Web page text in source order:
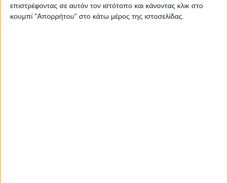
επιστρέφοντας σε αυτόν τον ιστότοπο και κάνοντας κλικ στο
κουμπί "Απορρήτου" στο κάτω μέρος της ιστοσελίδας.